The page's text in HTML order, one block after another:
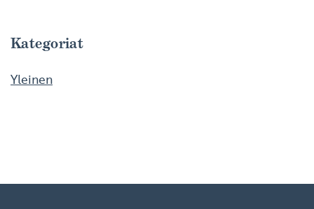
Kategoriat
Yleinen